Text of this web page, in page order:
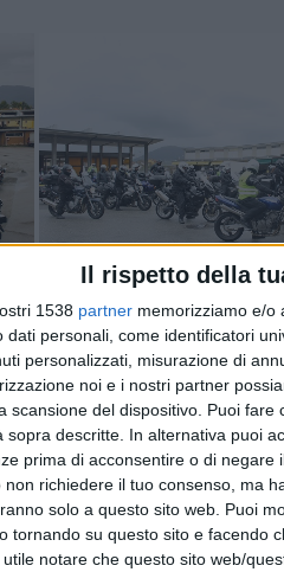
Il rispetto della
1538 partner memorizziamo e/o
dati personali, come identificatori
personalizzati, misurazione di
noi e i nostri partner
scansione del dispositivo. Puoi
sopra descritte. In alternativa puoi
prima di acconsentire o di negare
non richiedere il tuo consenso, ma
solo a questo sito web. Puoi
tornando su questo sito e facendo
utile notare che questo sito web/